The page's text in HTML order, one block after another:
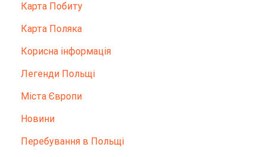
Карта Побиту
Карта Поляка
Корисна інформація
Легенди Польщі
Міста Європи
Новини
Перебування в Польщі